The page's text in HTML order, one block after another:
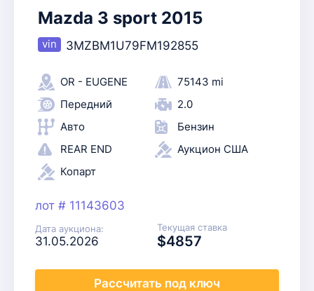
Mazda 3 sport 2015
3MZBM1U79FM192855
OR - EUGENE
75143 mi
Передний
2.0
Авто
Бензин
REAR END
Аукцион США
Копарт
лот # 11143603
Дата аукциона:
31.05.2026
Текущая ставка
$4857
Рассчитать под ключ